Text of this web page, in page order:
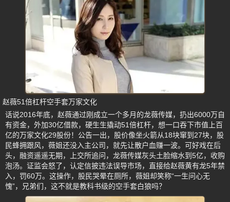
赵薇51倍杠杆空手套万家文化
话说2016年底，赵薇通过刚成立一个多月的龙薇传媒，扔出6000万自
有资金，外加30亿借款，硬生生撬动51倍杠杆，想一口吞下市值上百
亿的万家文化29股份！公告一出，股价像坐火箭从18块窜到27块，股
民蜂拥跟风，薇姐还没入主公司，就先让散户血赚一波。可好戏在后
头，融资遥遥无期，上交所追问，龙薇传媒灰头土脸缩水到5亿，收购
泡汤。证监会怒了，认定信披违法误导市场，直接给赵薇黄有龙5年禁
入，罚60万。这操作，股民哭晕在厕所，薇姐却笑称“一生问心无
愧”，兄弟们，这不就是教科书级的空手套白狼吗？